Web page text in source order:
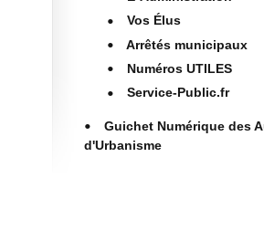
Vos Élus
Arrêtés municipaux
Numéros UTILES
Service-Public.fr
Guichet Numérique des
d'Urbanisme